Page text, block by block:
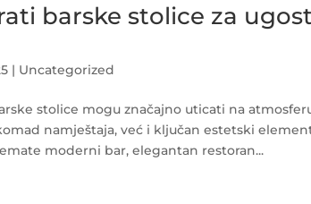
barske stolice za
| Uncategorized
stolice mogu značajno uticati na
namještaja, već i ključan estetski
moderni bar, elegantan restoran...